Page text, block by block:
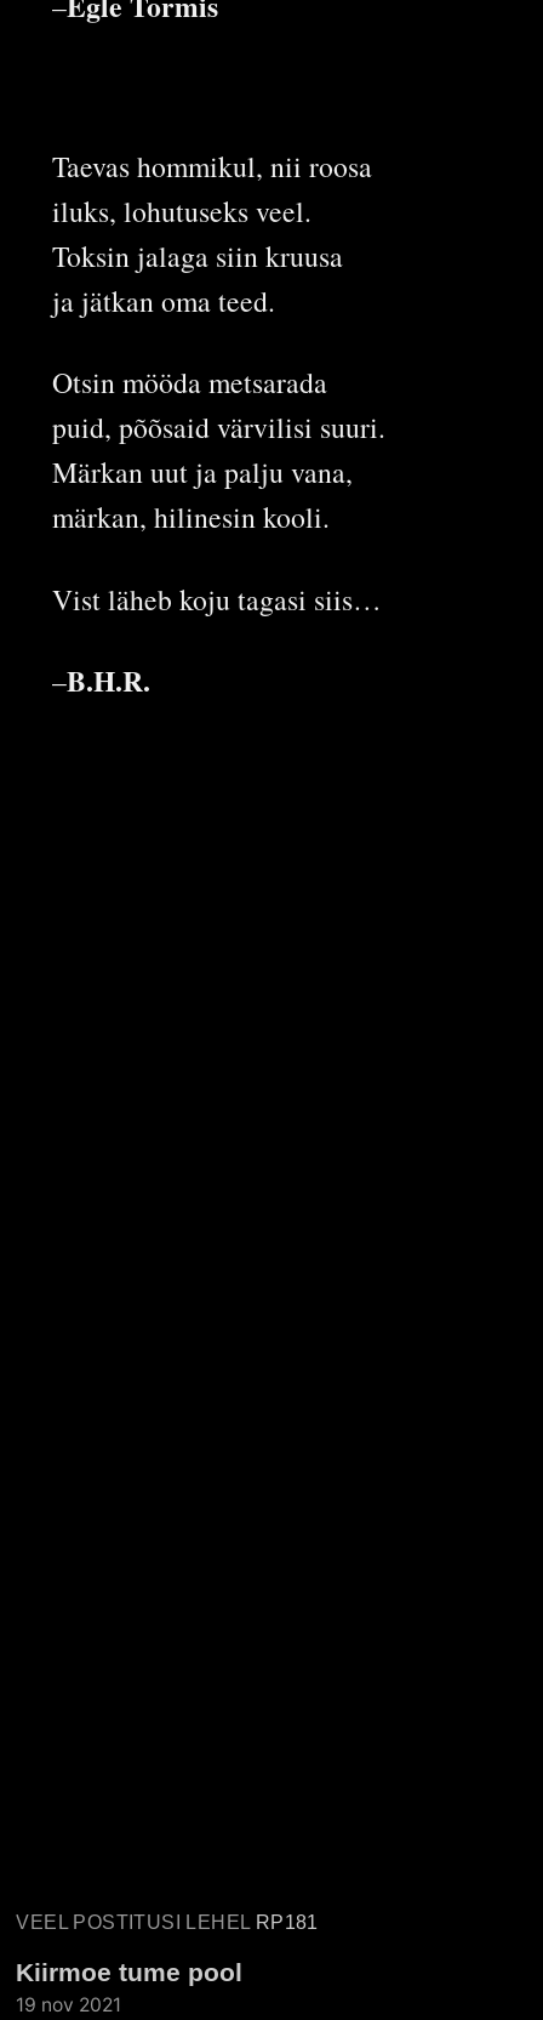
Taevas hommikul, nii roosa
iluks, lohutuseks veel.
Toksin jalaga siin kruusa
ja jätkan oma teed.
Otsin mööda metsarada
puid, põõsaid värvilisi suuri.
Märkan uut ja palju vana,
märkan, hilinesin kooli.
Vist läheb koju tagasi siis…
–B.H.R.
VEEL POSTITUSI LEHEL RP181
Kiirmoe tume pool
19 nov 2021